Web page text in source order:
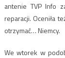
antenie TVP Info
reparacji. Oceniła
otrzymać… Niemcy.
We wtorek w